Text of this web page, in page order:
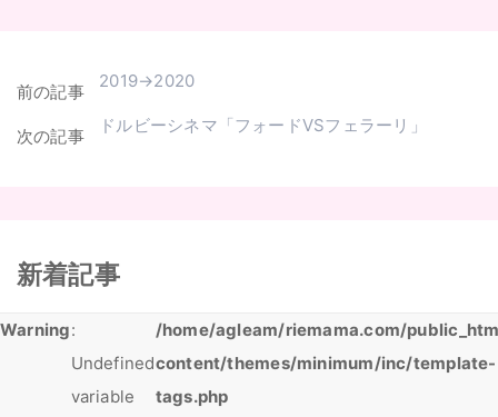
前の記事
2019→2020
次の記事
ドルビーシネマ「フォードVSフェラーリ」
新着記事
Warning:
Undefined
variable
/home/agleam/riemama.com/
content/themes/minimum/inc/template-
tags.php